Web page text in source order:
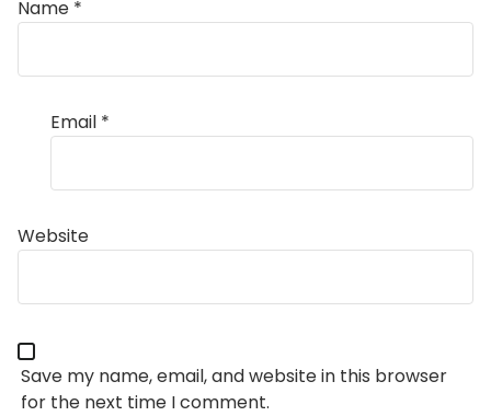
Name *
Email *
Website
Save my name, email, and website in this browser
for the next time I comment.